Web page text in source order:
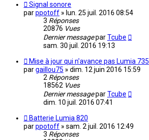
Signal sonore
parppotoff » lun. 25 juil. 2016 08:54
3 Réponses
20876 Vues
Dernier messageparTcube
sam. 30 juil. 2016 19:13
Mise à jour qui n'avance pas Lumia 735
pargaillou75 » dim. 12 juin 2016 15:59
2 Réponses
18562 Vues
Dernier messageparTcube
dim. 10 juil. 2016 07:41
Batterie Lumia 820
parppotoff » sam. 2 juil. 2016 12:49
3 Réponses